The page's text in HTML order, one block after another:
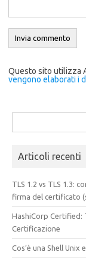
Questo sito utilizza
vengono elaborati i
per:
Articoli recenti
TLS 1.2 vs TLS 1.3:
firma del certificato
HashiCorp Certified:
Certificazione
Cos’è una Shell